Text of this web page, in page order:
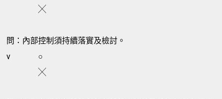
╳
問：內部控制須持續落實及檢討。
v
○
╳